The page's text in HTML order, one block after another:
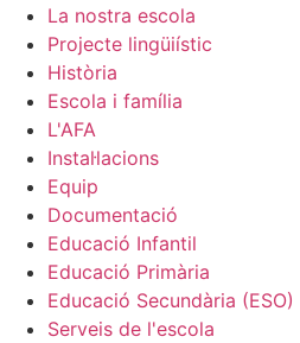
La nostra escola
Projecte lingüiístic
Història
Escola i família
L'AFA
Instal·lacions
Equip
Documentació
Educació Infantil
Educació Primària
Educació Secundària (ESO)
Serveis de l'escola